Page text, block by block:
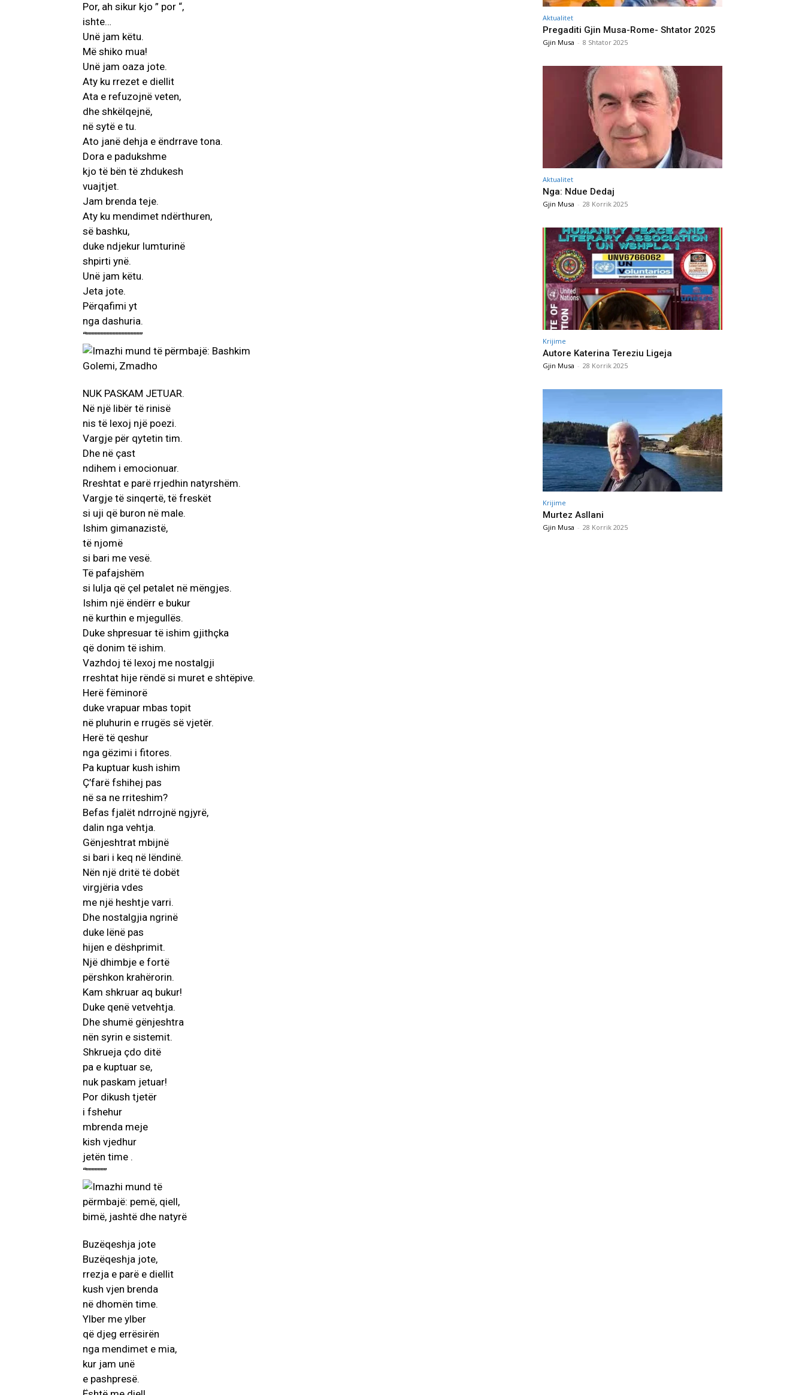
Por, ah sikur kjo ” por “,
ishte…
Unë jam këtu.
Më shiko mua!
Unë jam oaza jote.
Aty ku rrezet e diellit
Ata e refuzojnë veten,
dhe shkëlqejnë,
në sytë e tu.
Ato janë dehja e ëndrrave tona.
Dora e padukshme
kjo të bën të zhdukesh
vuajtjet.
Jam brenda teje.
Aty ku mendimet ndërthuren,
së bashku,
duke ndjekur lumturinë
shpirti ynë.
Unë jam këtu.
Jeta jote.
Përqafimi yt
nga dashuria.
“”””””””””””””””””””
NUK PASKAM JETUAR.
Në një libër të rinisë
nis të lexoj një poezi.
Vargje për qytetin tim.
Dhe në çast
ndihem i emocionuar.
Rreshtat e parë rrjedhin natyrshëm.
Vargje të sinqertë, të freskët
si uji që buron në male.
Ishim gimanazistë,
të njomë
si bari me vesë.
Të pafajshëm
si lulja që çel petalet në mëngjes.
Ishim një ëndërr e bukur
në kurthin e mjegullës.
Duke shpresuar të ishim gjithçka
që donim të ishim.
Vazhdoj të lexoj me nostalgji
rreshtat hije rëndë si muret e shtëpive.
Herë fëminorë
duke vrapuar mbas topit
në pluhurin e rrugës së vjetër.
Herë të qeshur
nga gëzimi i fitores.
Pa kuptuar kush ishim
Ç’farë fshihej pas
në sa ne rriteshim?
Befas fjalët ndrrojnë ngjyrë,
dalin nga vehtja.
Gënjeshtrat mbijnë
si bari i keq në lëndinë.
Nën një dritë të dobët
virgjëria vdes
me një heshtje varri.
Dhe nostalgjia ngrinë
duke lënë pas
hijen e dëshprimit.
Një dhimbje e fortë
përshkon krahërorin.
Kam shkruar aq bukur!
Duke qenë vetvehtja.
Dhe shumë gënjeshtra
nën syrin e sistemit.
Shkrueja çdo ditë
pa e kuptuar se,
nuk paskam jetuar!
Por dikush tjetër
i fshehur
mbrenda meje
kish vjedhur
jetën time .
“”””””””
Buzëqeshja jote
Buzëqeshja jote,
rrezja e parë e diellit
kush vjen brenda
në dhomën time.
Ylber me ylber
që djeg errësirën
nga mendimet e mia,
kur jam unë
e pashpresë.
Aktualitet
Pregaditi Gjin Musa-Rome- Shtator 2025
Gjin Musa - 8 Shtator 2025
Aktualitet
Nga: Ndue Dedaj
Gjin Musa - 28 Korrik 2025
Krijime
Autore Katerina Tereziu Ligeja
Gjin Musa - 28 Korrik 2025
Krijime
Murtez Asllani
Gjin Musa - 28 Korrik 2025